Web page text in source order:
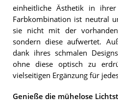
einheitliche Ästhetik in
Farbkombination ist neutral
sie nicht mit der
sondern diese aufwertet.
dank ihres schmalen
ohne diese optisch zu
vielseitigen Ergänzung für
Genieße die mühelose